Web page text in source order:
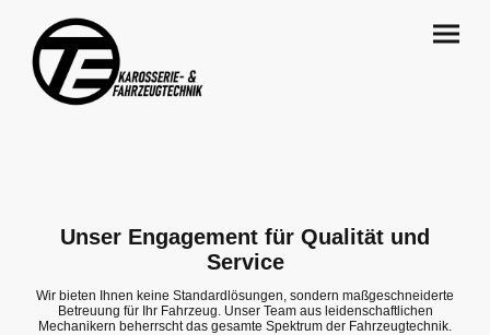
Unser Engagement für Qualität und
Service
Wir bieten Ihnen keine Standardlösungen, sondern maßgeschneiderte
Betreuung für Ihr Fahrzeug. Unser Team aus leidenschaftlichen
Mechanikern beherrscht das gesamte Spektrum der Fahrzeugtechnik.